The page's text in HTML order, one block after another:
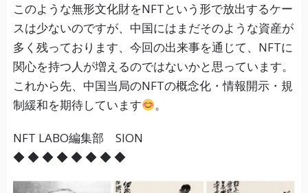
このような無形文化財をNFTという形で放出するケー
スは少ないのですが、中国にはまだそのような資産が
多く残っております、今回の出来事を通じて、NFTに
関心を持つ人が増えるのではないかと思っています。
これから先、中国当局のNFTの概念化・情報開示・規
制緩和を期待しています
。
NFT LABO編集部 SION
◆ ◆ ◆ ◆ ◆ ◆ ◆ ◆